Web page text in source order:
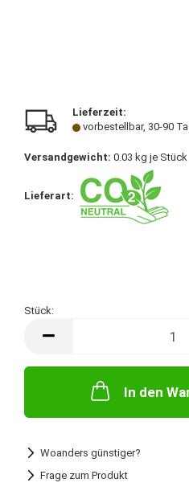
Lieferzeit:
vorbestellbar, 30-90
Versandgewicht: 0.03 kg je Stück
Lieferart:
Stück:
In den
Woanders günstiger?
Frage zum Produkt